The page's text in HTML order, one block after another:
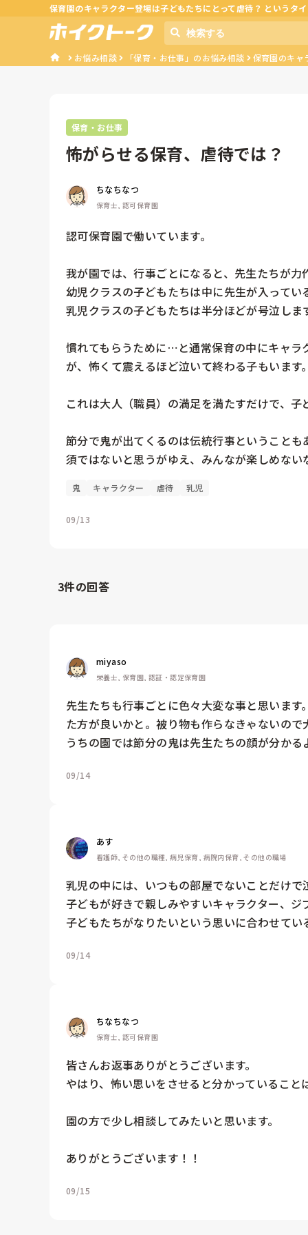
保育園のキャラクター登場は子どもたちにとって虐待？ というタ
お悩み相談 「保育・お仕事」のお悩み相談 保育園のキャ
保育・お仕事
怖がらせる保育、虐待では？
ちなちなつ
保育士, 認可保育園
認可保育園で働いています。
我が園では、行事ごとになると、先生たちが
幼児クラスの子どもたちは中に先生が入って
乳児クラスの子どもたちは半分ほどが号泣しま
慣れてもらうために⋯と通常保育の中にキャラ
が、怖くて震えるほど泣いて終わる子もいます
これは大人（職員）の満足を満たすだけで、
節分で鬼が出てくるのは伝統行事ということ
須ではないと思うがゆえ、みんなが楽しめな
鬼 キャラクター 虐待 乳児
09/13
3件の回答
miyaso
栄養士, 保育園, 認証・認定保育園
先生たちも行事ごとに色々大変な事と思いま
た方が良いかと。被り物も作らなきゃないの
うちの園では節分の鬼は先生たちの顔が分かる
09/14
あす
看護師, その他の職種, 病児保育, 病院内保育, その他の職場
乳児の中には、いつもの部屋でないことだけ
子どもが好きで親しみやすいキャラクター、
子どもたちがなりたいという思いに合わせてい
09/14
ちなちなつ
保育士, 認可保育園
皆さんお返事ありがとうございます。
やはり、怖い思いをさせると分かっているこ
園の方で少し相談してみたいと思います。
ありがとうございます！！
09/15